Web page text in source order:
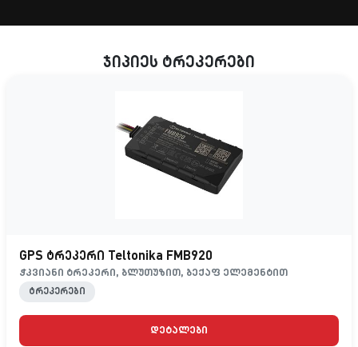
ჯიპიეს ტრეკერები
GPS ტრეკერი Teltonika FMB920
ჭკვიანი ტრეკერი, ბლუთუზით, ბექაფ ელემენტით
ტრეკერები
დეტალები